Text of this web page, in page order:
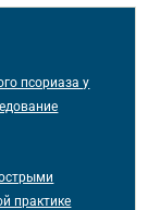
псориаза у
практике